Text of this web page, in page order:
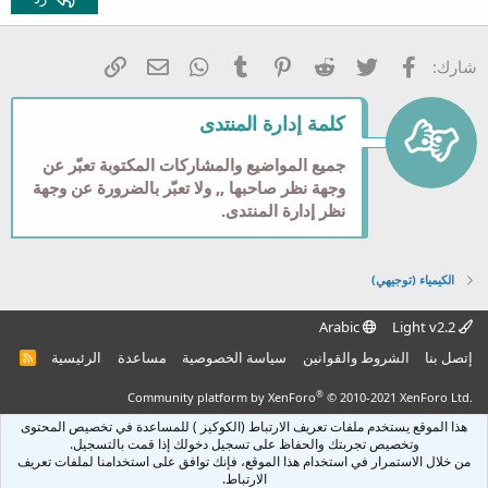
26
Trebuchet MS
Verdana
شارك: فيسبوك تويتر Reddit
Pinterest
Tumblr
WhatsAppالبريد الإلكتروني
كلمة إدارة المنتدى
جميع المواضيع والمشاركات المكتوبة تعبّر عن
وجهة نظر صاحبها ,, ولا تعبّر بالضرورة عن وجهة
نظر إدارة المنتدى.
الكيمياء (توجيهي)
Arabic
إتصل بنا
الشروط والقوانين سياسة الخصوصية مساعدة الرئيسية
R
Community platform by XenForo® © 2010-2021 XenForo Ltd.
هذا الموقع يستخدم ملفات تعريف الارتباط (الكوكيز ) للمساعدة في تخصيص المحتوى
وتخصيص تجربتك والحفاظ على تسجيل دخولك إذا قمت بالتسجيل.
من خلال الاستمرار في استخدام هذا الموقع، فإنك توافق على استخدامنا لملفات تعريف
الارتباط.